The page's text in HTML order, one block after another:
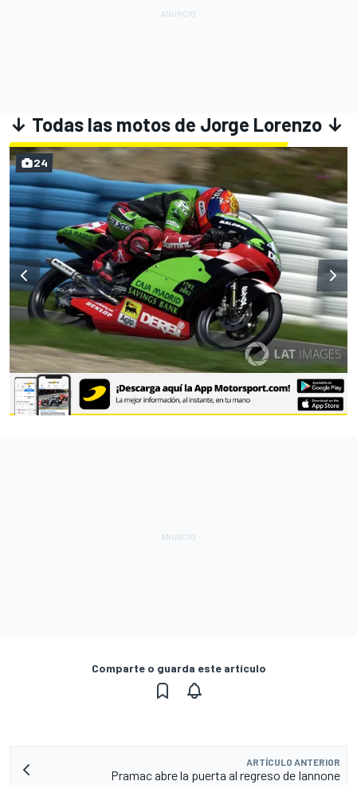
↓ Todas las motos de Jorge Lorenzo ↓
24
Comparte o guarda este artículo
ARTÍCULO ANTERIOR
Pramac abre la puerta al regreso de Iannone